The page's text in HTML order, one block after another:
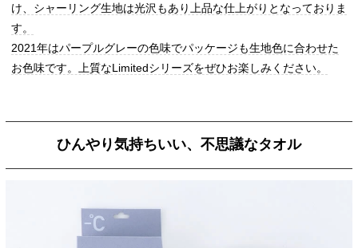
け、シャーリング生地は光沢もあり上品な仕上がりとなっておりま
す。
2021年はパープルグレーの色味でパッケージも生地色に合わせた
お色味です。上質なLimitedシリーズをぜひお楽しみください。
ひんやり気持ちいい、不思議なタオル